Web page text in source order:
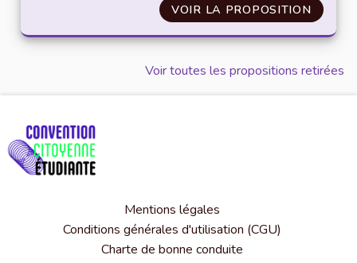
VOIR LA PROPOSITION
Voir toutes les propositions retirées
Mentions légales
Conditions générales d'utilisation (CGU)
Charte de bonne conduite